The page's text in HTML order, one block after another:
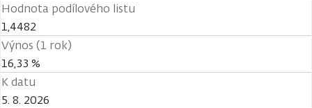
Hodnota podílového listu
1,4482
Výnos (1 rok)
16,33 %
K datu
5. 8. 2026